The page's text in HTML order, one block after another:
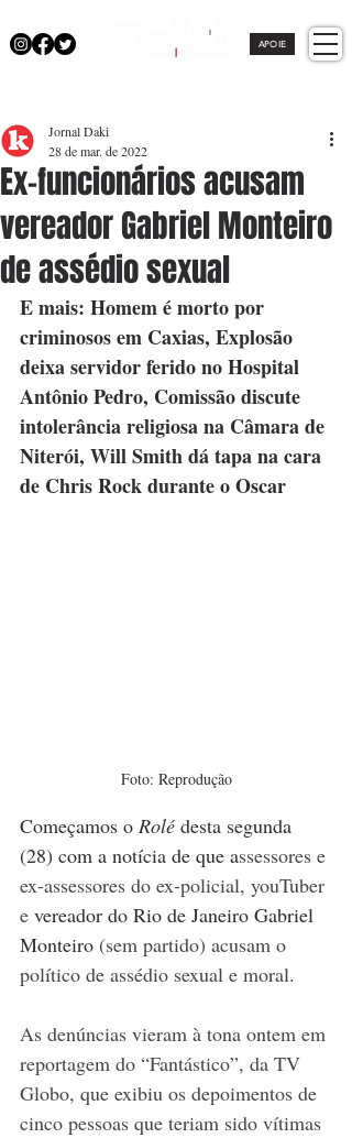
APOIE
Ex-funcionários acusam
vereador Gabriel Monteiro
de assédio sexual
Jornal Daki
28 de mar. de 2022
E mais: Homem é morto por
criminosos em Caxias, Explosão
deixa servidor ferido no Hospital
Antônio Pedro, Comissão discute
intolerância religiosa na Câmara de
Niterói, Will Smith dá tapa na cara
de Chris Rock durante o Oscar
Foto: Reprodução
Começamos o Rolé desta segunda
(28) com a notícia de que assessores e
ex-assessores do ex-policial, youTuber
e vereador do Rio de Janeiro Gabriel
Monteiro (sem partido) acusam o
político de assédio sexual e moral.
As denúncias vieram à tona ontem em
reportagem do “Fantástico”, da TV
Globo, que exibiu os depoimentos de
cinco pessoas que teriam sido vítimas